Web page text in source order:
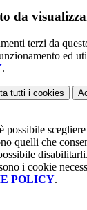
da
terzi da
ed
.
tutti i cookies
possibile
quelli che
disabilitarli.
i cookie
POLICY.